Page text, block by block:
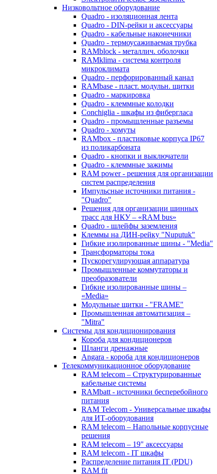
Низковольтное оборудование
Quadro - изоляционная лента
Quadro - DIN-рейки и аксессуары
Quadro - кабельные наконечники
Quadro - термоусаживаемая трубка
RAMblock - металлич. оболочки
RAMklima - система контроля
микроклимата
Quadro - перфорированный канал
RAMbase - пласт. модульн. щитки
Quadro - маркировка
Quadro - клеммные колодки
Conchiglia - шкафы из фибергласа
Quadro - промышленные разъемы
Quadro - хомуты
RAMbox - пластиковые корпуса IP67
из поликарбоната
Quadro - кнопки и выключатели
Quadro - клеммные зажимы
RAM power - решения для организации
систем распределения
Импульсные источники питания -
"Quadro"
Решения для организации шинных
трасс для НКУ – «RAM bus»
Quadro - шлейфы заземления
Клеммы на ДИН-рейку "Nuputuk"
Гибкие изолированные шины - "Media"
Трансформаторы тока
Пускорегулирующая аппаратура
Промышленные коммутаторы и
преобразователи
Гибкие изолированные шины –
«Media»
Модульные щитки - "FRAME"
Промышленная автоматизация –
"Mitra"
Системы для кондиционирования
Короба для кондиционеров
Шланги дренажные
Angara - короба для кондиционеров
Телекоммуникационное оборудование
RAM telecom – Структурированные
кабельные системы
RAMbatt - источники бесперебойного
питания
RAM Telecom - Универсальные шкафы
для ИТ-оборудования
RAM telecom – Напольные корпусные
решения
RAM telecom – 19" аксессуары
RAM telecom - IT шкафы
Распределение питания IT (PDU)
RAM fit